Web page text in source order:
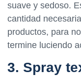
suave y sedoso.
cantidad
productos, para
termine luciendo
3. Spray